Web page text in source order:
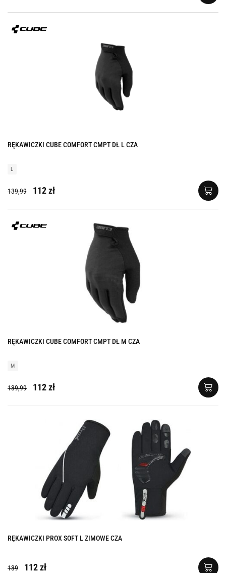
RĘKAWICZKI CUBE COMFORT CMPT DŁ L CZA
L
139,99 112 zł
RĘKAWICZKI CUBE COMFORT CMPT DŁ M CZA
M
139,99 112 zł
RĘKAWICZKI PROX SOFT L ZIMOWE CZA
139 112 zł